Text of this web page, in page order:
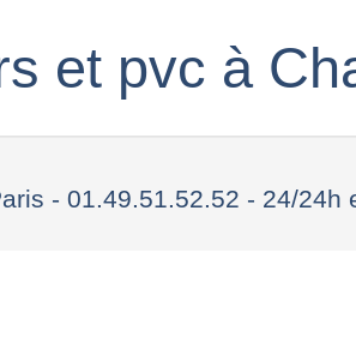
et pvc à
- 01.49.51.52.52 - 24/24h